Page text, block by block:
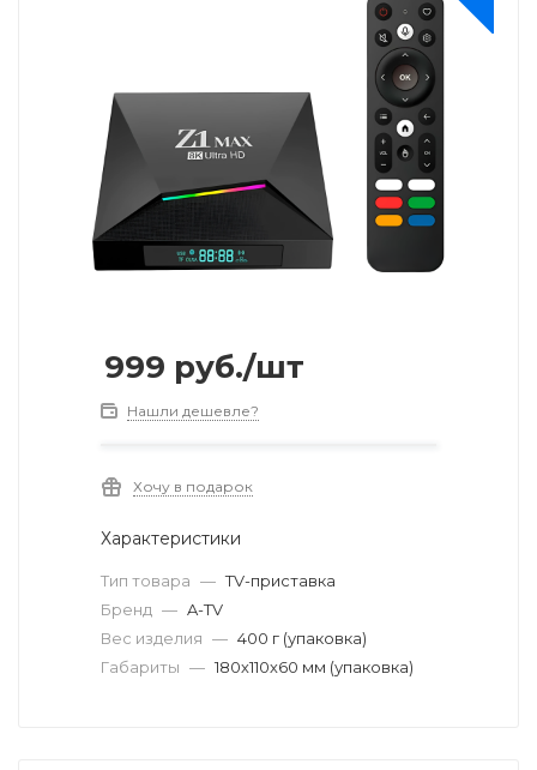
999 руб./шт
Нашли дешевле?
Хочу в подарок
Характеристики
Тип товара — TV-приставка
Бренд — A-TV
Вес изделия — 400 г (упаковка)
Габариты — 180х110х60 мм (упаковка)